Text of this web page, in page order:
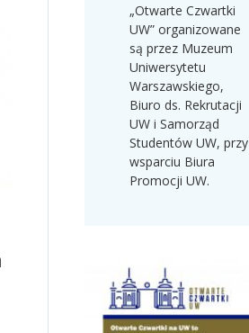
„Otwarte Czwartki
UW” organizowane
są przez Muzeum
Uniwersytetu
Warszawskiego,
Biuro ds. Rekrutacji
UW i Samorząd
Studentów UW, przy
wsparciu Biura
Promocji UW.